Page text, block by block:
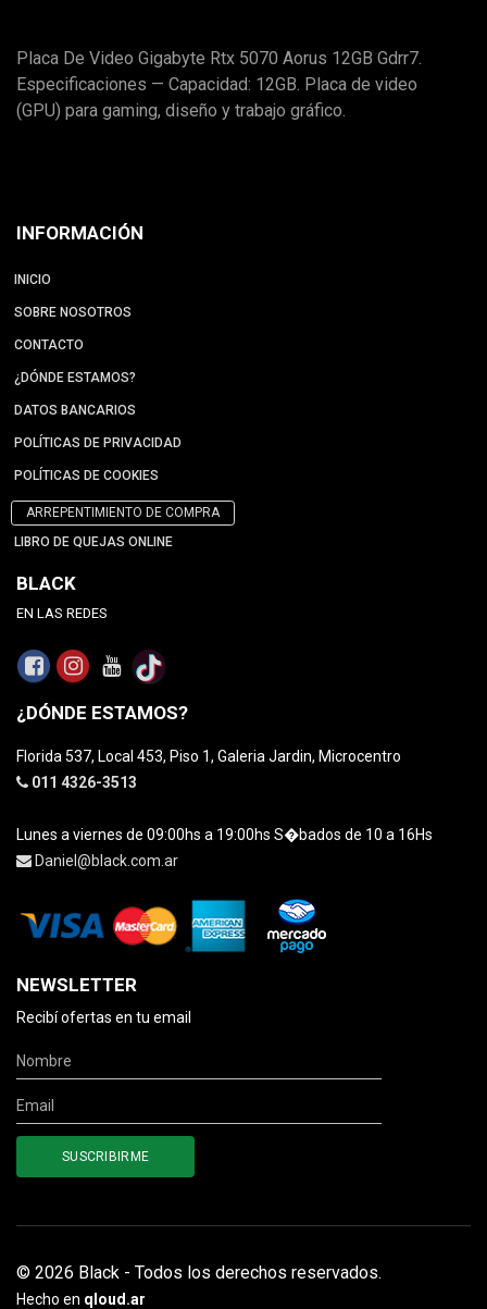
Placa De Video Gigabyte Rtx 5070 Aorus 12GB Gdrr7.
Especificaciones — Capacidad: 12GB. Placa de video
(GPU) para gaming, diseño y trabajo gráfico.
INFORMACIÓN
INICIO
SOBRE NOSOTROS
CONTACTO
¿DÓNDE ESTAMOS?
DATOS BANCARIOS
POLÍTICAS DE PRIVACIDAD
POLÍTICAS DE COOKIES
ARREPENTIMIENTO DE COMPRA
LIBRO DE QUEJAS ONLINE
BLACK
EN LAS REDES
¿DÓNDE ESTAMOS?
Florida 537, Local 453, Piso 1, Galeria Jardin, Microcentro
011 4326-3513
Lunes a viernes de 09:00hs a 19:00hs S�bados de 10 a 16Hs
Daniel@black.com.ar
NEWSLETTER
Recibí ofertas en tu email
© 2026 Black - Todos los derechos reservados.
Hecho en qloud.ar